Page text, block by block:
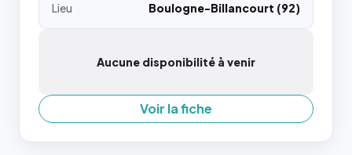
Lieu
Boulogne-Billancourt (92)
Aucune disponibilité à venir
Voir la fiche